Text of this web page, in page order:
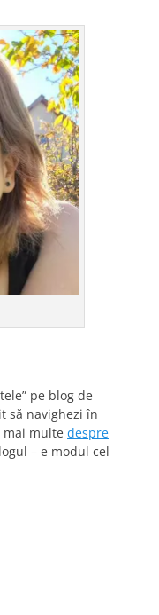
pe blog de
să navighezi în
mai multe despre
– e modul cel